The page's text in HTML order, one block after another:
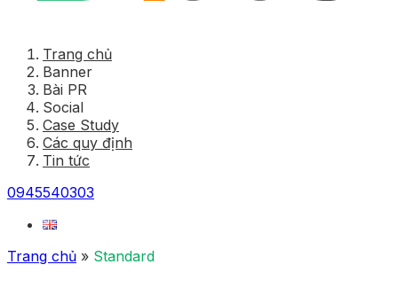
Trang chủ
Banner
Bài PR
Social
Case Study
Các quy định
Tin tức
0945540303
Trang chủ » Standard